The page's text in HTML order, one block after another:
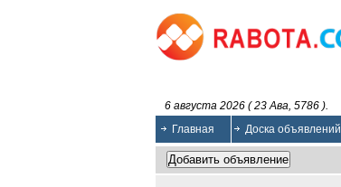
6 августа 2026 ( 23 Ава, 5786 ).
Главная
Доска объявлений